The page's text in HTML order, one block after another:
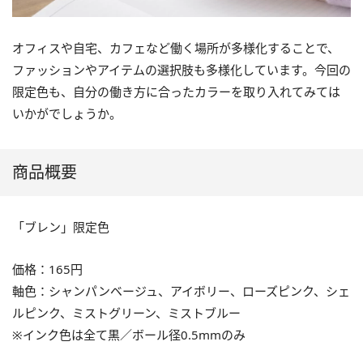
オフィスや自宅、カフェなど働く場所が多様化することで、
ファッションやアイテムの選択肢も多様化しています。今回の
限定色も、自分の働き方に合ったカラーを取り入れてみては
いかがでしょうか。
商品概要
「ブレン」限定色
価格：165円
軸色：シャンパンベージュ、アイボリー、ローズピンク、シェ
ルピンク、ミストグリーン、ミストブルー
※インク色は全て黒／ボール径0.5mmのみ